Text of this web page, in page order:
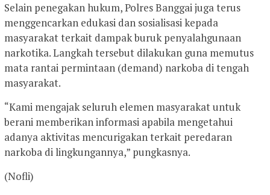
Selain penegakan hukum, Polres Banggai juga terus
menggencarkan edukasi dan sosialisasi kepada
masyarakat terkait dampak buruk penyalahgunaan
narkotika. Langkah tersebut dilakukan guna memutus
mata rantai permintaan (demand) narkoba di tengah
masyarakat.
“Kami mengajak seluruh elemen masyarakat untuk
berani memberikan informasi apabila mengetahui
adanya aktivitas mencurigakan terkait peredaran
narkoba di lingkungannya,” pungkasnya.
(Nofli)